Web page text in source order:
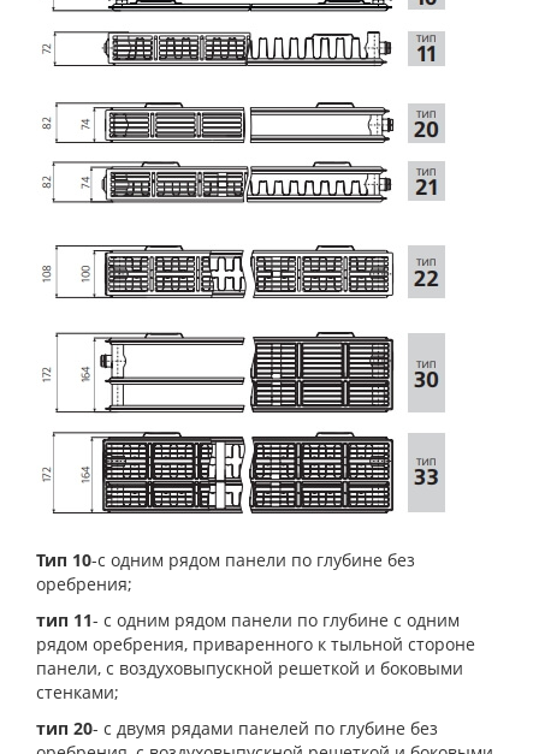
Тип 10-с одним рядом панели по глубине без
оребрения;
тип 11- с одним рядом панели по глубине с одним
рядом оребрения, приваренного к тыльной стороне
панели, с воздуховыпускной решеткой и боковыми
стенками;
тип 20- с двумя рядами панелей по глубине без